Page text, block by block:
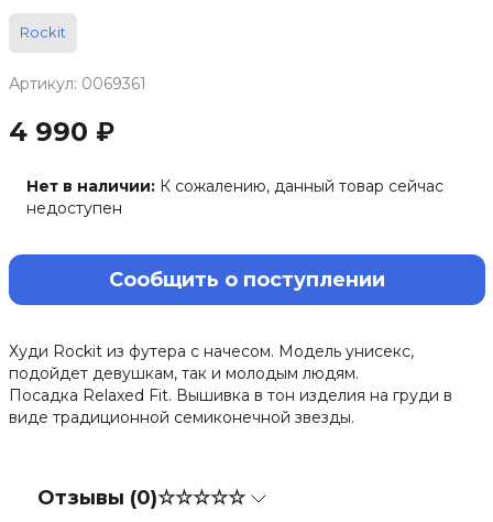
Rockit
Артикул: 0069361
4 990 ₽
Нет в наличии: К сожалению, данный товар сейчас
недоступен
Сообщить о поступлении
Худи Rockit из футера с начесом. Модель унисекс,
подойдет девушкам, так и молодым людям.
Посадка Relaxed Fit. Вышивка в тон изделия на груди в
виде традиционной семиконечной звезды.
Отзывы (0)☆☆☆☆☆